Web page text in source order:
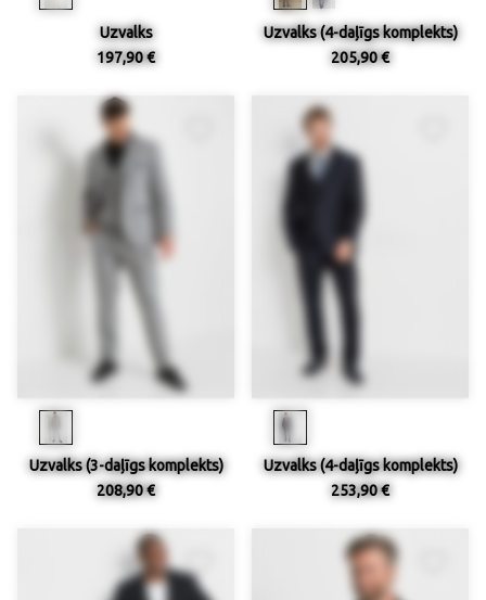
Uzvalks
197,90 €
Uzvalks (4-daļīgs komplekts)
205,90 €
Uzvalks (3-daļīgs komplekts)
208,90 €
Uzvalks (4-daļīgs komplekts)
253,90 €